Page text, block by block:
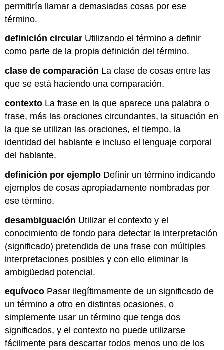
permitiría llamar a demasiadas cosas por ese
término.
definición circular Utilizando el término a definir
como parte de la propia definición del término.
clase de comparación La clase de cosas entre las
que se está haciendo una comparación.
contexto La frase en la que aparece una palabra o
frase, más las oraciones circundantes, la situación en
la que se utilizan las oraciones, el tiempo, la
identidad del hablante e incluso el lenguaje corporal
del hablante.
definición por ejemplo Definir un término indicando
ejemplos de cosas apropiadamente nombradas por
ese término.
desambiguación Utilizar el contexto y el
conocimiento de fondo para detectar la interpretación
(significado) pretendida de una frase con múltiples
interpretaciones posibles y con ello eliminar la
ambigüedad potencial.
equívoco Pasar ilegítimamente de un significado de
un término a otro en distintas ocasiones, o
simplemente usar un término que tenga dos
significados, y el contexto no puede utilizarse
fácilmente para descartar todos menos uno de los